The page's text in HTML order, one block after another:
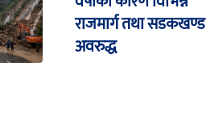
राजमार्ग तथा सडकखण्ड
अवरुद्ध